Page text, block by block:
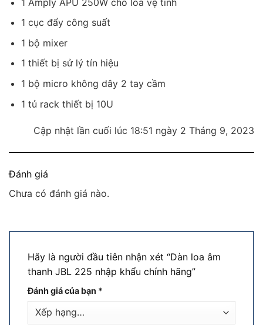
1 cục đẩy công suất
1 bộ mixer
1 thiết bị sử lý tín hiệu
1 bộ micro không dây 2 tay cầm
1 tủ rack thiết bị 10U
Cập nhật lần cuối lúc 18:51 ngày 2 Tháng 9, 2023
Đánh giá
Chưa có đánh giá nào.
Hãy là người đầu tiên nhận xét “Dàn loa âm
thanh JBL 225 nhập khẩu chính hãng”
Đánh giá của bạn *